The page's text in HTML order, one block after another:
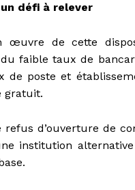
défi à relever
œuvre de cette
faible taux de
de poste et
gratuit.
refus d’ouverture de
institution